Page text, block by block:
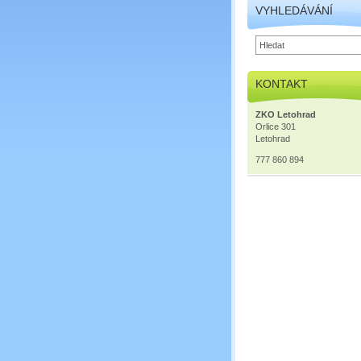
VYHLEDÁVÁNÍ
KONTAKT
ZKO Letohrad
Orlice 301
Letohrad
777 860 894